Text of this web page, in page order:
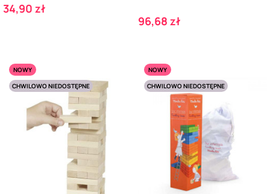
Cena
34,90 zł
Cena
96,68 zł
NOWY
CHWILOWO NIEDOSTĘPNE
NOWY
CHWILOWO NIEDOSTĘPNE